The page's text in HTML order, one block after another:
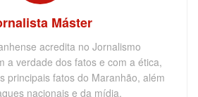
Máster
acredita no Jornalismo
a verdade dos fatos e com a ética,
principais fatos do Maranhão, além
nacionais e da mídia.